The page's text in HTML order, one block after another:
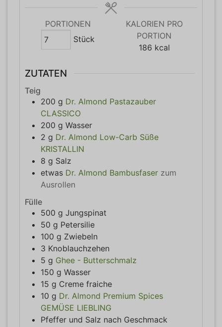
PORTIONEN
Stück
KALORIEN PRO
PORTION
186 kcal
ZUTATEN
Teig
200 g Dr. Almond Pastazauber
CLASSICO
200 g Wasser
2 g Dr. Almond Low-Carb Süße
KRISTALLIN
8 g Salz
etwas Dr. Almond Bambusfaser zum
Ausrollen
Fülle
500 g Jungspinat
50 g Petersilie
100 g Zwiebeln
3 Knoblauchzehen
5 g Ghee - Butterschmalz
150 g Wasser
15 g Creme fraiche
10 g Dr. Almond Premium Spices
GEMÜSE LIEBLING
Pfeffer und Salz nach Geschmack